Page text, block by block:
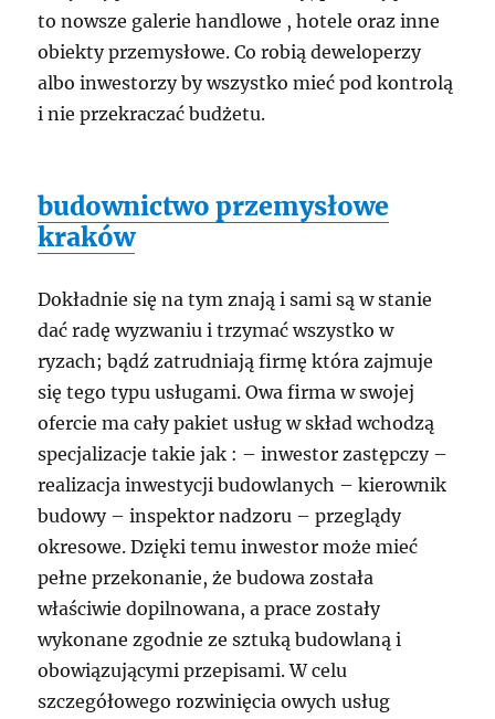
to nowsze galerie handlowe , hotele oraz inne
obiekty przemysłowe. Co robią deweloperzy
albo inwestorzy by wszystko mieć pod kontrolą
i nie przekraczać budżetu.
budownictwo przemysłowe
kraków
Dokładnie się na tym znają i sami są w stanie
dać radę wyzwaniu i trzymać wszystko w
ryzach; bądź zatrudniają firmę która zajmuje
się tego typu usługami. Owa firma w swojej
ofercie ma cały pakiet usług w skład wchodzą
specjalizacje takie jak : – inwestor zastępczy –
realizacja inwestycji budowlanych – kierownik
budowy – inspektor nadzoru – przeglądy
okresowe. Dzięki temu inwestor może mieć
pełne przekonanie, że budowa została
właściwie dopilnowana, a prace zostały
wykonane zgodnie ze sztuką budowlaną i
obowiązującymi przepisami. W celu
szczegółowego rozwinięcia owych usług